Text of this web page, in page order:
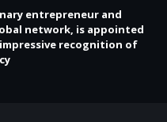
entrepreneur and
network, is appointed
recognition of